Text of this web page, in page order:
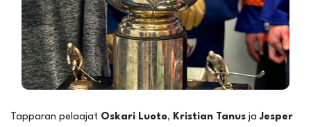
Tapparan pelaajat Oskari Luoto, Kristian Tanus jaJesper